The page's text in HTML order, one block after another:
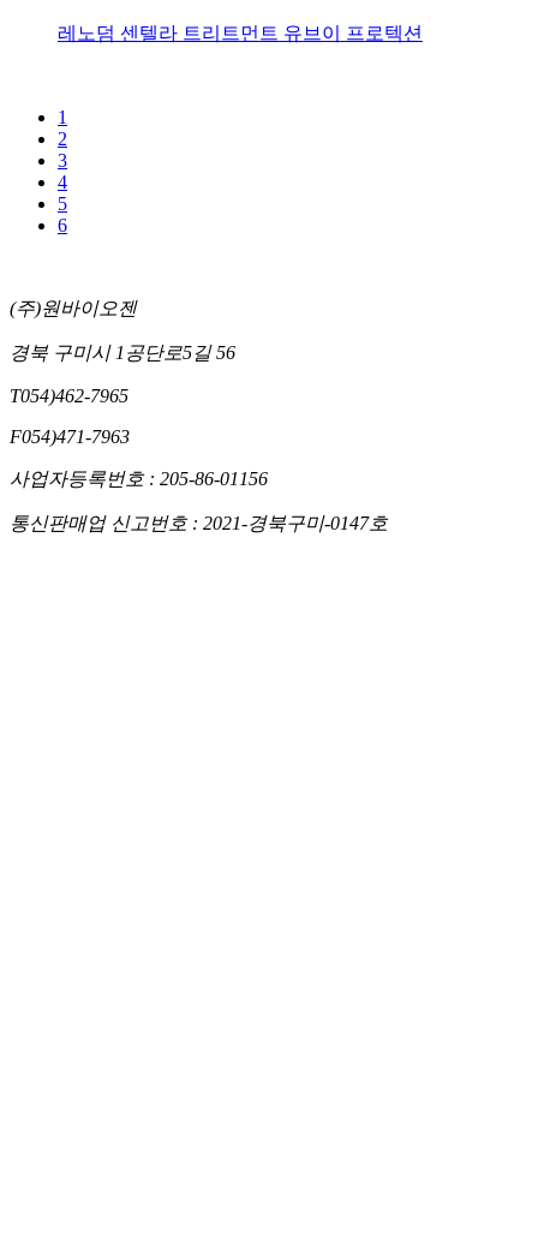
레노덤 센텔라 트리트먼트 유브이 프로텍션
1
2
3
4
5
6
(주)원바이오젠
경북 구미시 1공단로5길 56
T054)462-7965
F054)471-7963
사업자등록번호 : 205-86-01156
통신판매업 신고번호 : 2021-경북구미-0147호